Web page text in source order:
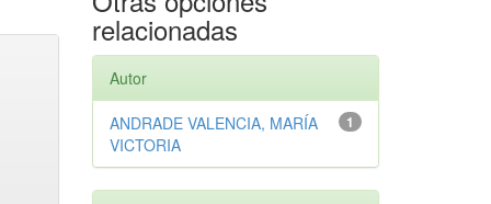
relacionadas
Autor
1
ANDRADE VALENCIA, MARÍA
VICTORIA